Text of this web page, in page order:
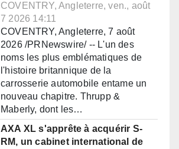
COVENTRY, Angleterre, ven., août
7 2026 14:11
COVENTRY, Angleterre, 7 août
2026 /PRNewswire/ -- L'un des
noms les plus emblématiques de
l'histoire britannique de la
carrosserie automobile entame un
nouveau chapitre. Thrupp &
Maberly, dont les…
AXA XL s'apprête à acquérir S-
RM, un cabinet international de